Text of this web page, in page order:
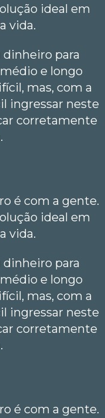
ideal em
vida.
para
e longo
mas, com a
ingressar neste
corretamente
é com a gente.
ideal em
vida.
para
e longo
mas, com a
ingressar neste
corretamente
é com a gente.